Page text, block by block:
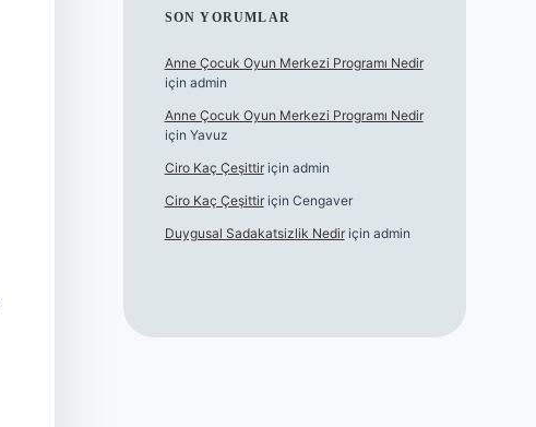
SON YORUMLAR
Anne Çocuk Oyun Merkezi Programı Nedir
için admin
Anne Çocuk Oyun Merkezi Programı Nedir
için Yavuz
Ciro Kaç Çeşittiriçin admin
Ciro Kaç Çeşittiriçin Cengaver
Duygusal Sadakatsizlik Nediriçin admin